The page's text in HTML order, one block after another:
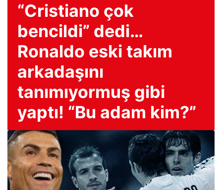
“Cristiano çok
bencildi” dedi…
Ronaldo eski takım
arkadaşını
tanımıyormuş gibi
yaptı! “Bu adam kim?”